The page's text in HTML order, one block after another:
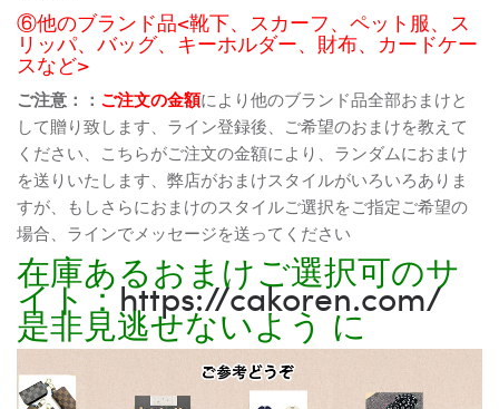
⑥他のブランド品<靴下、スカーフ、ペット服、ス
リッパ、バッグ、キーホルダー、財布、カードケー
スなど>
ご注意：： ご注文の金額により他のブランド品全部おまけと
して贈り致します、ライン登録後、ご希望のおまけを教えて
ください、こちらがご注文の金額により、ランダムにおまけ
を送りいたします、弊店がおまけスタイルがいろいろありま
すが、もしさらにおまけのスタイルご選択をご指定ご希望の
場合、ラインでメッセージを送ってください
在庫あるおまけご選択可のサ
イト：https://cakoren.com/
是非見逃せないよう に